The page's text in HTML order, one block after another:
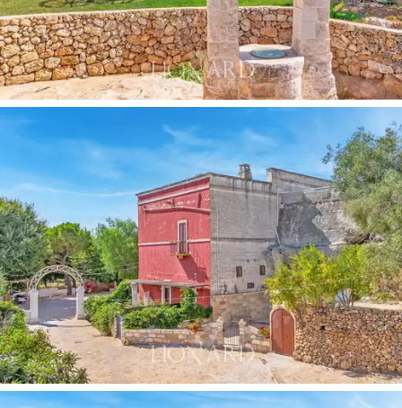
A farmon két étterem található, melyek
összkapacitása 70 fedett és 150 kültéri ülőhely. A
belső társalgó egy impozáns szerkezet, egy akár 200
fő befogadására alkalmas üvegház, amelyetegy
nyitott konyha és egy örökzöld terráriumjellemez,
amely magával ragadó élményt nyújt a természetben.
Az 1700-as évekből származó történelmi templom,
amely a tanyán belül magaslaton található, és egy bájos
rózsakerttel körülvéve ideális hely polgári szertartások
lebonyolításához, és mesebeli hangulatot kölcsönöz a
kontextusnak. Az ingatlan szépségközponttal, egy
barlangban található úszómedencével és tágas
borospincével is rendelkezik.
A tetőkert történelmi oszlopsorávalegy elbűvölő
hely, amely úgy tűnik, hogy visszarepít az időben, egy